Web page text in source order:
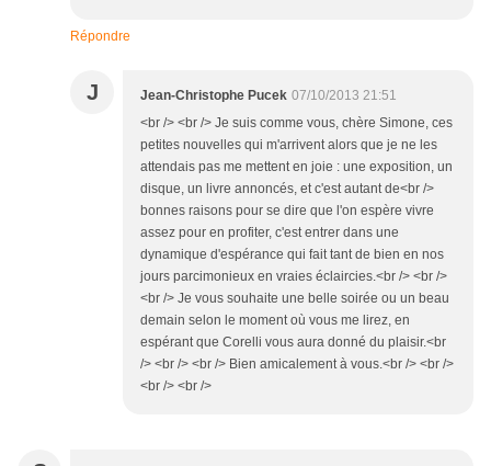
Répondre
J Jean-Christophe Pucek 07/10/2013 21:51
<br /> <br /> Je suis comme vous, chère Simone, ces
petites nouvelles qui m'arrivent alors que je ne les
attendais pas me mettent en joie : une exposition, un
disque, un livre annoncés, et c'est autant de<br />
bonnes raisons pour se dire que l'on espère vivre
assez pour en profiter, c'est entrer dans une
dynamique d'espérance qui fait tant de bien en nos
jours parcimonieux en vraies éclaircies.<br /> <br />
<br /> Je vous souhaite une belle soirée ou un beau
demain selon le moment où vous me lirez, en
espérant que Corelli vous aura donné du plaisir.<br
/> <br /> <br /> Bien amicalement à vous.<br /> <br />
<br /> <br />